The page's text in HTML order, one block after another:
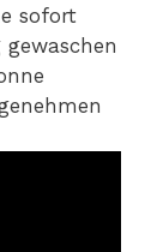
sofort